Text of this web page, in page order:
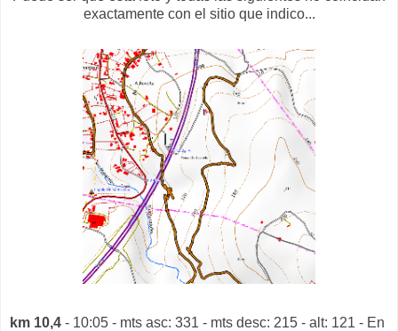
exactamente con el sitio que indico...
km 10,4 - 10:05 - mts asc: 331 - mts desc: 215 - alt: 121 - En